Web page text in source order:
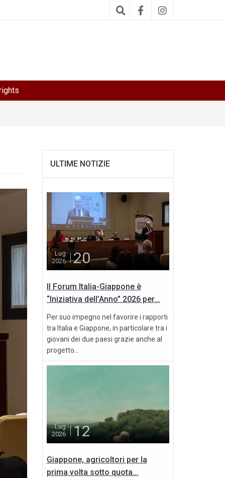
ULTIME NOTIZIE
Lug
2026
20
Il Forum Italia-Giappone è
“Iniziativa dell’Anno” 2026 per...
Per suo impegno nel favorire i rapporti
tra Italia e Giappone, in particolare tra i
giovani dei due paesi grazie anche al
progetto...
Lug
2026
12
Giappone, agricoltori per la
prima volta sotto quota...